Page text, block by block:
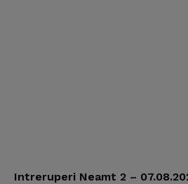
Intreruperi Neamt 2 –